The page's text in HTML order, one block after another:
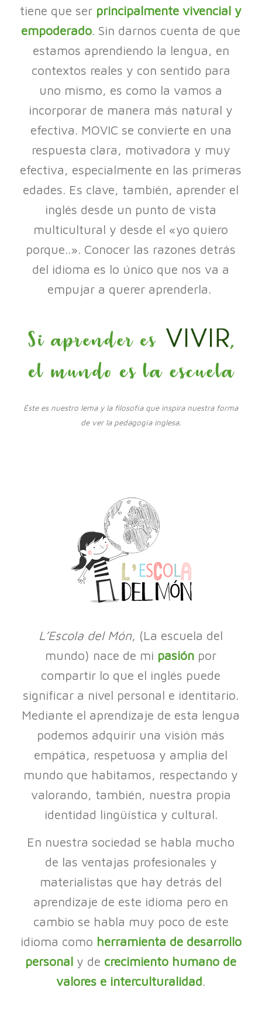
tiene que ser principalmente vivencial y
empoderado . Sin darnos cuenta de que
estamos aprendiendo la lengua, en
contextos reales y con sentido para
uno mismo, es como la vamos a
incorporar de manera más natural y
efectiva. MOVIC se convierte en una
respuesta clara, motivadora y muy
efectiva, especialmente en las primeras
edades. Es clave, también, aprender el
inglés desde un punto de vista
multicultural y desde el «yo quiero
porque..». Conocer las razones detrás
del idioma es lo único que nos va a
empujar a querer aprenderla.
Éste es nuestro lema y la filosofía que inspira nuestra forma
de ver la pedagogía inglesa.
L’Escola del Món, (La escuela del
mundo) nace de mi pasión por
compartir lo que el inglés puede
significar a nivel personal e identitario.
Mediante el aprendizaje de esta lengua
podemos adquirir una visión más
empática, respetuosa y amplia del
mundo que habitamos, respectando y
valorando, también, nuestra propia
identidad lingüística y cultural.
En nuestra sociedad se habla mucho
de las ventajas profesionales y
materialistas que hay detrás del
aprendizaje de este idioma pero en
cambio se habla muy poco de este
idioma como herramienta de desarrollo
personal y de crecimiento humano de
valores e interculturalidad.